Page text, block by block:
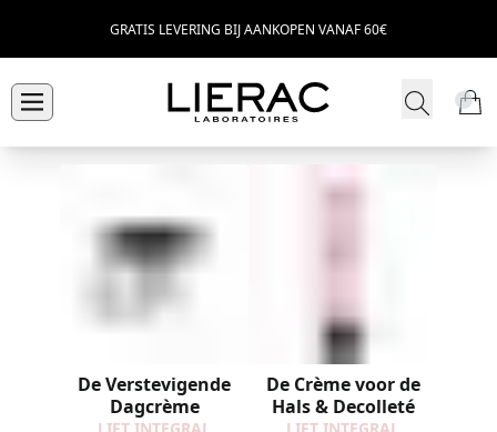
GRATIS LEVERING BIJ AANKOPEN VANAF 60€
De Verstevigende
Dagcrème
De Crème voor de
Hals & Decolleté